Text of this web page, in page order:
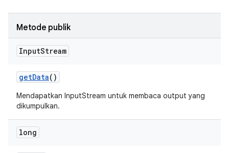
Metode publik
InputStream
getData()
Mendapatkan InputStream untuk membaca output yang
dikumpulkan.
long